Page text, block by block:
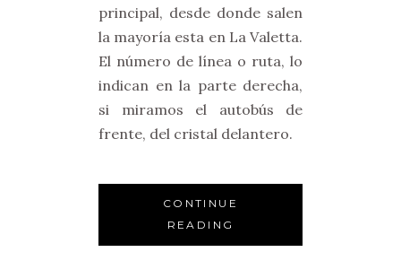
principal, desde donde salen
la mayoría esta en La Valetta.
El número de línea o ruta, lo
indican en la parte derecha,
si miramos el autobús de
frente, del cristal delantero.
CONTINUE
READING